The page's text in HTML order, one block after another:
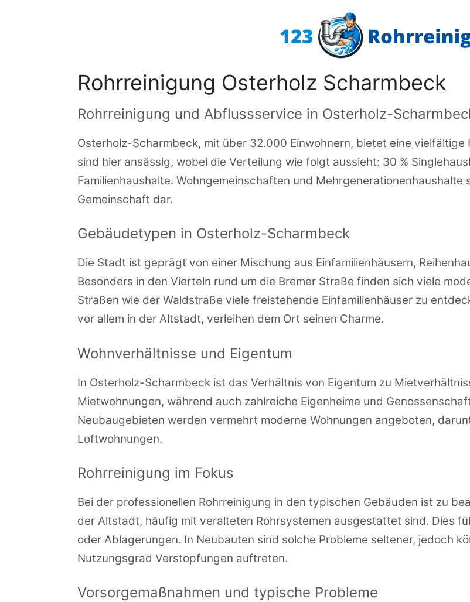
Rohrreinigung Osterholz Scharmbeck
Rohrreinigung und Abflussservice in Osterholz-
Osterholz-Scharmbeck, mit über 32.000 Einwohnern, bietet eine
sind hier ansässig, wobei die Verteilung wie folgt aussieht: 30 %
Familienhaushalte. Wohngemeinschaften und
Gemeinschaft dar.
Gebäudetypen in Osterholz-Scharmbeck
Die Stadt ist geprägt von einer Mischung aus Einfamilienhäusern,
Besonders in den Vierteln rund um die Bremer Straße finden sich viele
Straßen wie der Waldstraße viele freistehende Einfamilienhäuser zu
vor allem in der Altstadt, verleihen dem Ort seinen Charme.
Wohnverhältnisse und Eigentum
In Osterholz-Scharmbeck ist das Verhältnis von Eigentum zu
Mietwohnungen, während auch zahlreiche Eigenheime und
Neubaugebieten werden vermehrt moderne Wohnungen angeboten,
Loftwohnungen.
Rohrreinigung im Fokus
Bei der professionellen Rohrreinigung in den typischen Gebäuden ist zu
der Altstadt, häufig mit veralteten Rohrsystemen ausgestattet sind. Dies
oder Ablagerungen. In Neubauten sind solche Probleme seltener, jedoch
Nutzungsgrad Verstopfungen auftreten.
Vorsorgemaßnahmen und typische Probleme